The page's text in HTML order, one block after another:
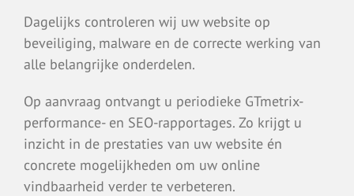
Dagelijks controleren wij uw website op
beveiliging, malware en de correcte werking van
alle belangrijke onderdelen.
Op aanvraag ontvangt u periodieke GTmetrix-
performance- en SEO-rapportages. Zo krijgt u
inzicht in de prestaties van uw website én
concrete mogelijkheden om uw online
vindbaarheid verder te verbeteren.